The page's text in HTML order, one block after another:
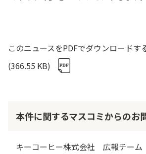
このニュースをPDFでダウンロードす
(366.55 KB)
本件に関するマスコミからのお
キーコーヒー株式会社 広報チーム